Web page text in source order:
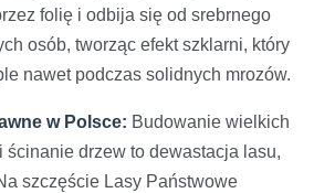
folię i odbija się od srebrnego
osób, tworząc efekt szklarni, który
nawet podczas solidnych mrozów.
w Polsce: Budowanie wielkich
ścinanie drzew to dewastacja lasu,
szczęście Lasy Państwowe